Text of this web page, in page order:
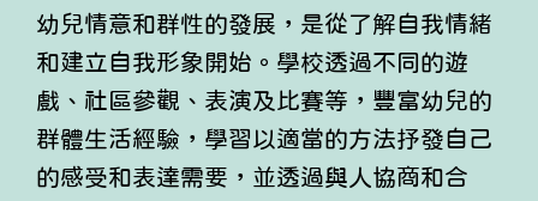
幼兒情意和群性的發展，是從了解自我情緒
和建立自我形象開始。學校透過不同的遊
戲、社區參觀、表演及比賽等，豐富幼兒的
群體生活經驗，學習以適當的方法抒發自己
的感受和表達需要，並透過與人協商和合